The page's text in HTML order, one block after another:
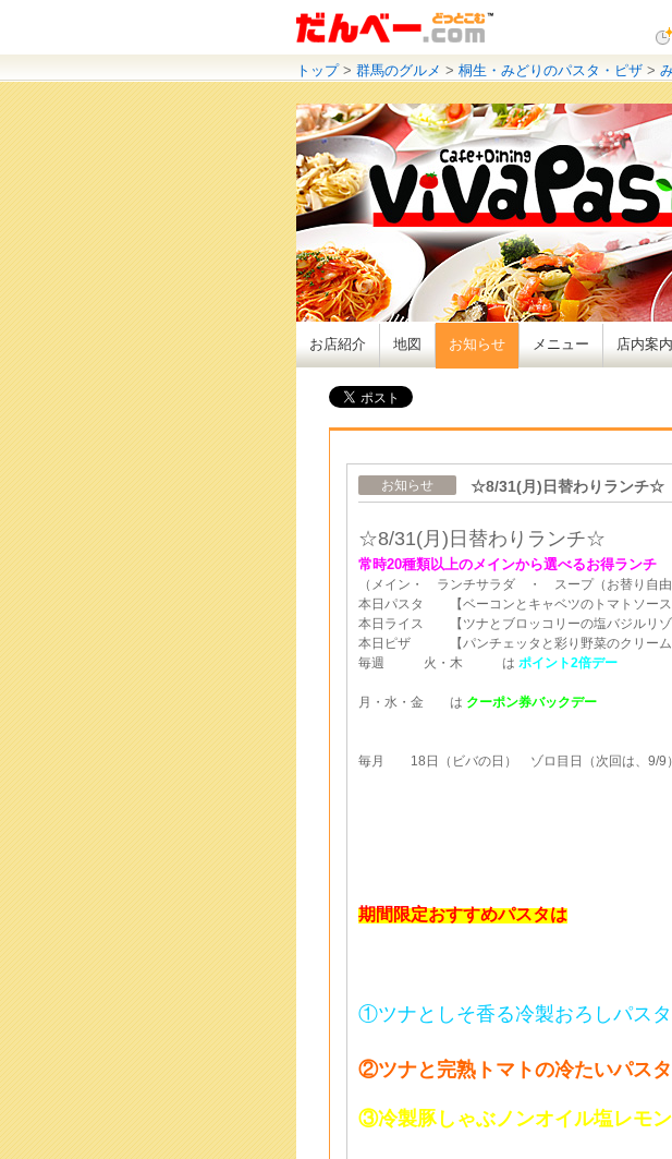
トップ> 群馬のグルメ > 桐生・みどりのパスタ・ピザ >
お店紹介 地図 お知らせ メニュー 店内案内
お知らせ ☆8/31(月)日替わりランチ☆
☆8/31(月 ) 日替わりランチ☆
常時20種類以上のメインから選べるお得ランチ
（メイン・ ランチサラダ ・ スープ（お替り自
本日パスタ 【ベーコンとキャベツのトマトソース
本日ライス 【ツナとブロッコリーの塩バジルリゾ
本日ピザ 【パンチェッタと彩り野菜のクリーム
毎週 火・木 は ポイント2倍デー
月・水・金 は クーポン券バックデー
毎月 18日（ビバの日） ゾロ目日（次回は、9/9
期間限定おすすめパスタは
①ツナとしそ香る冷製おろしパスタ
②ツナと完熟トマトの冷たいパス
③冷製豚しゃぶノンオイル塩レモ